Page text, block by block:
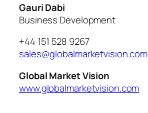
Gauri Dabi
Business Development
+44 151 528 9267
sales@globalmarketvision.com
Global Market Vision
www.globalmarketvision.com